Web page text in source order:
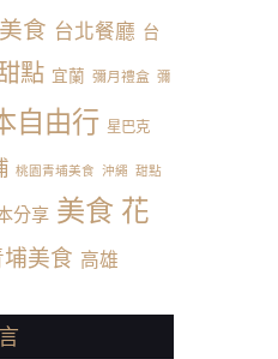
食 台北餐廳 台
點 宜蘭 彌月禮盒 彌
自由行 星巴克
桃園青埔美食 沖繩 甜點
分享 美食 花
美食 高雄